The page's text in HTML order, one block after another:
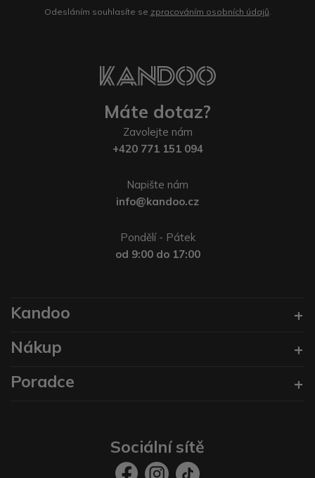
Odesláním souhlasíte se zpracováním osobních údajů.
Máte dotaz?
Zavolejte nám
+420 771 151 094
Napište nám
info@kandoo.cz
Pondělí - Pátek
od 9:00 do 17:00
Kandoo
Nákup
Poradce
Sociální sítě